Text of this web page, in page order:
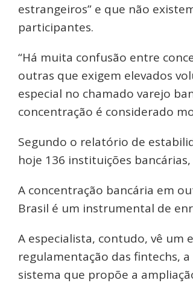
estrangeiros” e que não
participantes.
“Há muita confusão entre
outras que exigem elevados
especial no chamado varejo
concentração é considerado
Segundo o relatório de
hoje 136 instituições
A concentração bancária em
Brasil é um instrumental de
A especialista, contudo, vê um
regulamentação das fintechs,
sistema que propõe a